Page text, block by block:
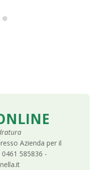
Azienda per il
585836 -